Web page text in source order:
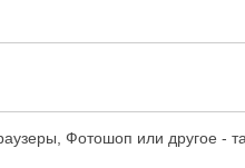
Фотошоп или другое